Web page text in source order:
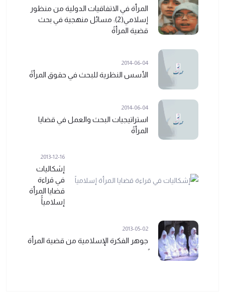
المرأة في الاتفاقيات الدولية من منظور
إسلامي(2): مسائل منهجية في بحث
قضية المرأةً
2014-06-04
الأسس النظرية للبحث في حقوق المرأةً
2014-06-04
استراتيجيات البحث والعمل في قضايا
المرأةً
2013-12-16
إشكاليات
في قراءة
قضايا المرأة
إسلامياًً
2013-05-02
جوهر الفكرة الإسلامية من قضية المرأة